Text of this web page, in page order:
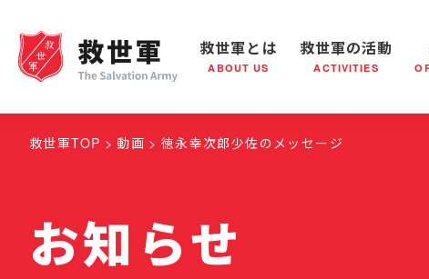
救世軍とは
ABOUT US
救世軍とは 世界が抱えている社会問題 救世軍の
救世軍の活動
ACTIVITIES
救世軍の活動 社会鍋
組織概要
救世軍TOP 動画 徳永幸次郎少佐のメッセージ
お知らせ